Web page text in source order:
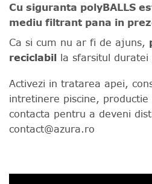
Cu siguranta polyBALLS
mediu filtrant pana in
Ca si cum nu ar fi de ajuns,
reciclabil la sfarsitul duratei
Activezi in tratarea apei,
intretinere piscine,
contacta pentru a deveni
contact@azura.ro